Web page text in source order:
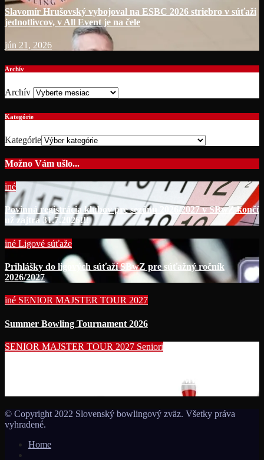
Slavomír Hrušovský vybojoval na ESBC 2026 striebro v súťaži
jednotlivcov, v All Event je na čele
jún 21, 2026
Archív
Archív
Kategórie
Kategórie
Možno Vám ušlo...
iné
Povinná registrácia klubov pre sezónu 2026/2027 v SBwZ končí
už zajtra 31.7.2026!!!
iné Ligové súťaže
Prihlášky do ligových súťaží SBwZ pre súťažný ročník
2026/2027
iné SENIOR MAJSTER TOUR 2027
Summer Bowling Tournament 2026
SENIOR MAJSTER TOUR 2027 Seniori
MS seniorov 2027 v Thajsku turnajom SUMMER BOWLING
© Copyright 2022 Slovenský bowlingový zväz. Všetky práva
vyhradené.
Home